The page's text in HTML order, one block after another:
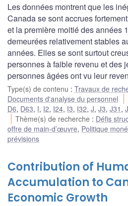
Les données montrent que les
Canada se sont accrues
et la première moitié des années
demeurées relativement stables
années. Elles se sont surtout
personnes à faible revenu et des
personnes âgées ont vu leur
Type(s) de contenu : Travaux de
Documents d'analyse du personnel
D6, D63, I, I2, I24, I3, I32, J, J3, J31 ,
Thème(s) de recherche : Défis
offre de main-d’œuvre, Politique
prévisions
Contribution of
Accumulation to
Economic Growth